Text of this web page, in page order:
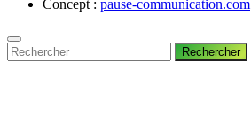
Concept : pause-communication.com
Rechercher